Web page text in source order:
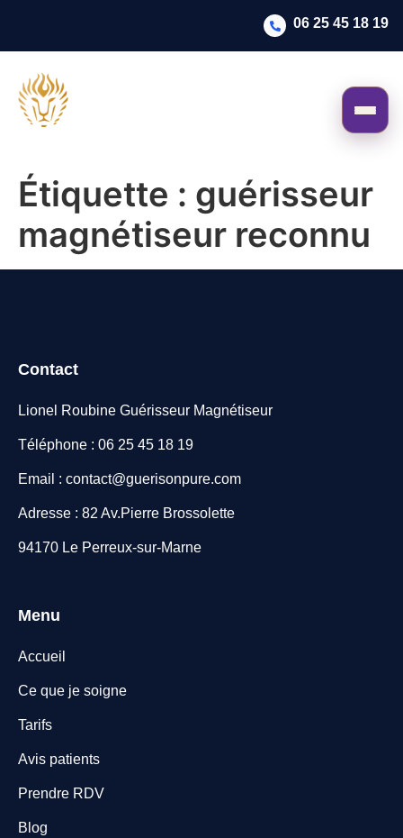
06 25 45 18 19
Étiquette : guérisseur
magnétiseur reconnu
Contact
Lionel Roubine Guérisseur Magnétiseur
Téléphone : 06 25 45 18 19
Email : contact@guerisonpure.com
Adresse : 82 Av.Pierre Brossolette
94170 Le Perreux-sur-Marne
Menu
Accueil
Ce que je soigne
Tarifs
Avis patients
Prendre RDV
Blog